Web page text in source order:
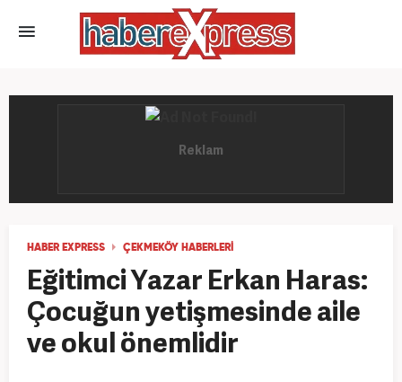
HABER EXPRESS ÇEKMEKÖY HABERLERI
Eğitimci Yazar Erkan Haras:
Çocuğun yetişmesinde aile
ve okul önemlidir